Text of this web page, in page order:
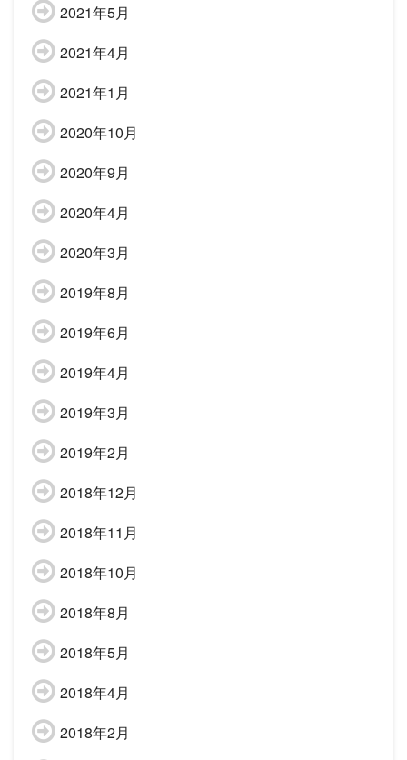
2021年5月
2021年4月
2021年1月
2020年10月
2020年9月
2020年4月
2020年3月
2019年8月
2019年6月
2019年4月
2019年3月
2019年2月
2018年12月
2018年11月
2018年10月
2018年8月
2018年5月
2018年4月
2018年2月